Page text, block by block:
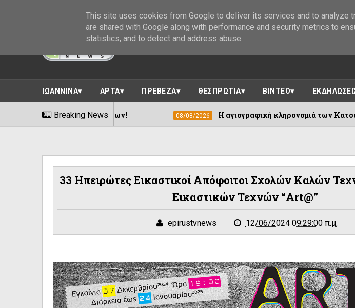
ΙΩΑΝΝΙΝΑ ΑΡΤΑ ΠΡΕΒΕΖΑ ΘΕΣΠΡΩΤΙΑ ΒΙΝΤΕΟ
Breaking News
των Ιωαννίνων! 08/08/2026 Η αγιογραφική κληρονομιά των Κατσανοχωρίων
33 Ηπειρώτες Εικαστικοί Απόφοιτοι Σχολών Καλών
Εικαστικών Τεχνών “Art@”
epirustvnews 12/06/2024 09:29:00 π.μ.
This site uses cookies from Google to deliver its services and to analyze
are shared with Google along with performance and security metrics to
statistics, and to detect and address abuse.